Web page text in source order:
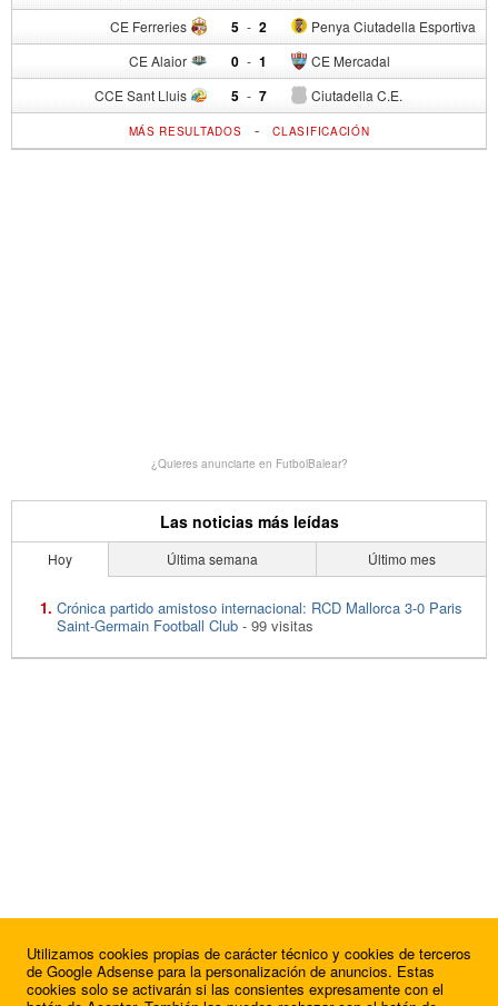
CE Ferreries 5 - Penya Ciutadella Esportiva
2
CE Alaior 0 - CE Mercadal
1
CCE Sant Lluis 5 - Ciutadella C.E.
7
MÁS RESULTADOS -CLASIFICACIÓN
¿Quieres anunciarte en FutbolBalear?
Las noticias más leídas
Hoy Última semana Último mes
Crónica partido amistoso internacional: RCD Mallorca 3-0 Paris
Saint-Germain Football Club - 99 visitas
Utilizamos cookies propias de carácter técnico y cookies de terceros
de Google Adsense para la personalización de anuncios. Estas
cookies solo se activarán si las consientes expresamente con el